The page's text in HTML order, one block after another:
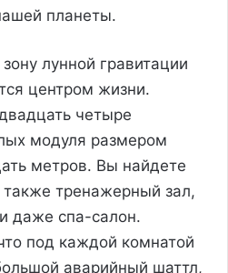
планеты.
лунной гравитации
центром жизни.
четыре
модуля размером
метров. Вы найдете
тренажерный зал,
даже спа-салон.
под каждой комнатой
аварийный шаттл,